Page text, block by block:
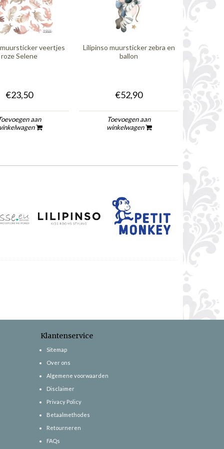
veertjes
roze Selene
€23,50
aan
Lilipinso muursticker zebra en
ballon
€52,90
Toevoegen aan
winkelwagen
Lilipinso
Klantenservice
Sitemap
Over ons
Algemene voorwaarden
Disclaimer
Privacy Policy
Betaalmethodes
Retourneren
FAQs